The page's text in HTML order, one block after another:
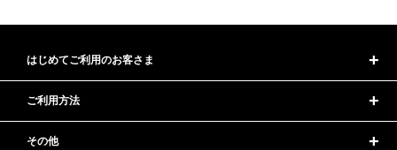
はじめてご利用のお客さま
ご利用方法
その他